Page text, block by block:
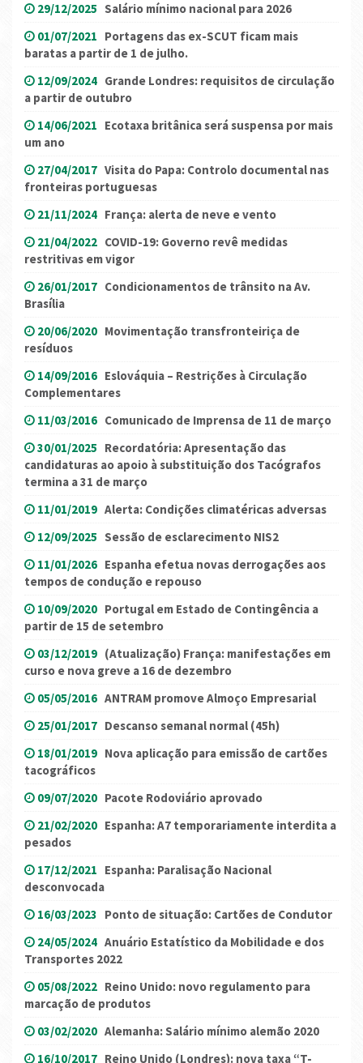
29/12/2025 Salário mínimo nacional para 2026
01/07/2021 Portagens das ex-SCUT ficam mais
baratas a partir de 1 de julho.
12/09/2024 Grande Londres: requisitos de circulação
a partir de outubro
14/06/2021 Ecotaxa britânica será suspensa por mais
um ano
27/04/2017 Visita do Papa: Controlo documental nas
fronteiras portuguesas
21/11/2024 França: alerta de neve e vento
21/04/2022 COVID-19: Governo revê medidas
restritivas em vigor
26/01/2017 Condicionamentos de trânsito na Av.
Brasília
20/06/2020 Movimentação transfronteiriça de
resíduos
14/09/2016 Eslováquia – Restrições à Circulação
Complementares
11/03/2016 Comunicado de Imprensa de 11 de março
30/01/2025 Recordatória: Apresentação das
candidaturas ao apoio à substituição dos Tacógrafos
termina a 31 de março
11/01/2019 Alerta: Condições climatéricas adversas
12/09/2025 Sessão de esclarecimento NIS2
11/01/2026 Espanha efetua novas derrogações aos
tempos de condução e repouso
10/09/2020 Portugal em Estado de Contingência a
partir de 15 de setembro
03/12/2019 (Atualização) França: manifestações em
curso e nova greve a 16 de dezembro
05/05/2016 ANTRAM promove Almoço Empresarial
25/01/2017 Descanso semanal normal (45h)
18/01/2019 Nova aplicação para emissão de cartões
tacográficos
09/07/2020 Pacote Rodoviário aprovado
21/02/2020 Espanha: A7 temporariamente interdita a
pesados
17/12/2021 Espanha: Paralisação Nacional
desconvocada
16/03/2023 Ponto de situação: Cartões de Condutor
24/05/2024 Anuário Estatístico da Mobilidade e dos
Transportes 2022
05/08/2022 Reino Unido: novo regulamento para
marcação de produtos
03/02/2020 Alemanha: Salário mínimo alemão 2020
16/10/2017 Reino Unido (Londres): nova taxa “T-